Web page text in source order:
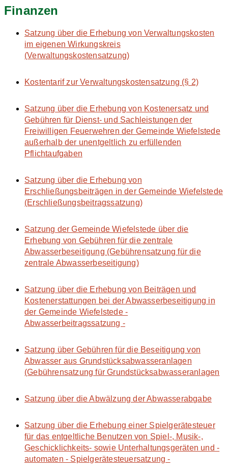
Finanzen
Satzung über die Erhebung von Verwaltungskosten
im eigenen Wirkungskreis
(Verwaltungskostensatzung)
Kostentarif zur Verwaltungskostensatzung (§ 2)
Satzung über die Erhebung von Kostenersatz und
Gebühren für Dienst- und Sachleistungen der
Freiwilligen Feuerwehren der Gemeinde Wiefelstede
außerhalb der unentgeltlich zu erfüllenden
Pflichtaufgaben
Satzung über die Erhebung von
Erschließungsbeiträgen in der Gemeinde Wiefelstede
(Erschließungsbeitragssatzung)
Satzung der Gemeinde Wiefelstede über die
Erhebung von Gebühren für die zentrale
Abwasserbeseitigung (Gebührensatzung für die
zentrale Abwasserbeseitigung)
Satzung über die Erhebung von Beiträgen und
Kostenerstattungen bei der Abwasserbeseitigung in
der Gemeinde Wiefelstede -
Abwasserbeitragssatzung -
Satzung über Gebühren für die Beseitigung von
Abwasser aus Grundstücksabwasseranlagen
(Gebührensatzung für Grundstücksabwasseranlagen
Satzung über die Abwälzung der Abwasserabgabe
Satzung über die Erhebung einer Spielgerätesteuer
für das entgeltliche Benutzen von Spiel-, Musik-,
Geschicklichkeits- sowie Unterhaltungsgeräten und -
automaten - Spielgerätesteuersatzung -